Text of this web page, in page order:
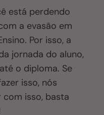
está perdendo
a evasão em
Por isso, a
jornada do aluno,
o diploma. Se
isso, nós
isso, basta